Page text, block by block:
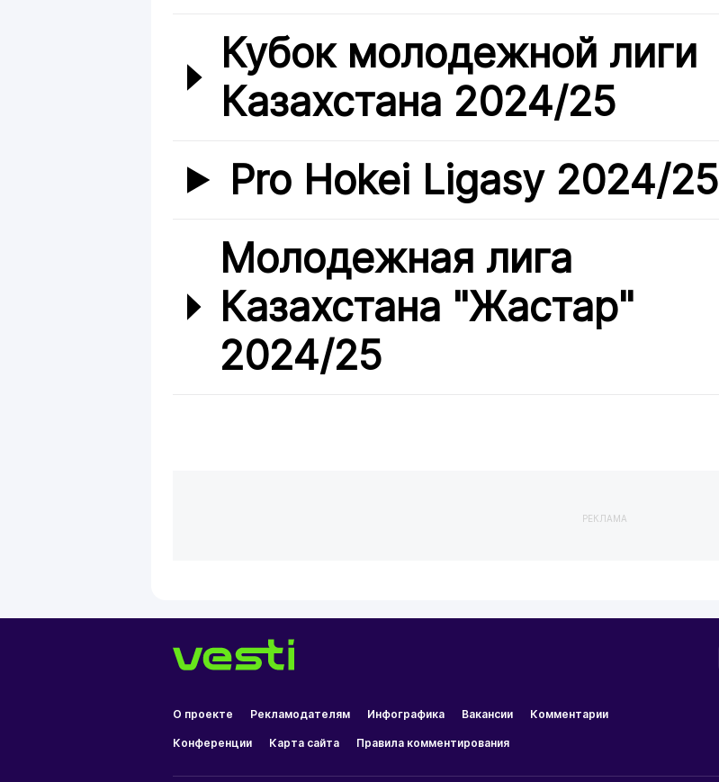
Кубок молодежной лиги
Казахстана 2024/25
Pro Hokei Ligasy 2024/25
Молодежная лига
Казахстана "Жастар"
2024/25
РЕКЛАМА
О проекте Рекламодателям Инфографика Вакансии Комментарии
Конференции Карта сайта Правила комментирования